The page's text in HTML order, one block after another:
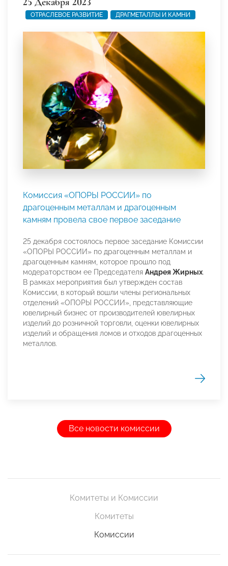
ОТРАСЛЕВОЕ РАЗВИТИЕ ДРАГМЕТАЛЛЫ И КАМНИ
Комиссия «ОПОРЫ РОССИИ» по
драгоценным металлам и драгоценным
камням провела свое первое заседание
25 декабря состоялось первое заседание Комиссии
«ОПОРЫ РОССИИ» по драгоценным металлам и
драгоценным камням, которое прошло под
модераторством ее Председателя Андрея Жирных.
В рамках мероприятия был утвержден состав
Комиссии, в который вошли члены региональных
отделений «ОПОРЫ РОССИИ», представляющие
ювелирный бизнес от производителей ювелирных
изделий до розничной торговли, оценки ювелирных
изделий и обращения ломов и отходов драгоценных
металлов.
Все новости комиссии
Комитеты и Комиссии
Комитеты
Комиссии